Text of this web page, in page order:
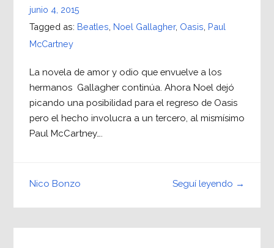
junio 4, 2015
Tagged as: Beatles Noel Gallagher, Oasis Paul
McCartney
La novela de amor y odio que envuelve a los
hermanos Gallagher continúa. Ahora Noel dejó
picando una posibilidad para el regreso de Oasis
pero el hecho involucra a un tercero, al mismísimo
Paul McCartney….
Seguí leyendo →
Nico Bonzo